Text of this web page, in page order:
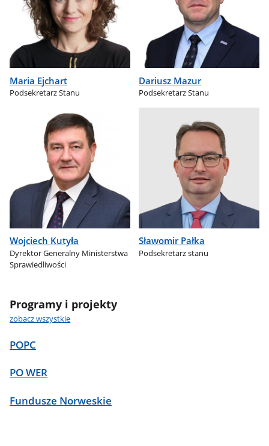
Maria Ejchart
Podsekretarz Stanu
Dariusz Mazur
Podsekretarz Stanu
Wojciech Kutyła
Dyrektor Generalny Ministerstwa
Sprawiedliwości
Sławomir Pałka
Podsekretarz stanu
Programy i projekty
zobacz wszystkie
POPC
PO WER
Fundusze Norweskie